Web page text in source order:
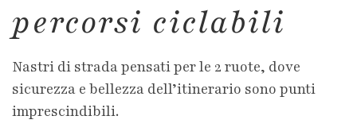
percorsi ciclabili
Nastri di strada pensati per le 2 ruote, dove
sicurezza e bellezza dell’itinerario sono punti
imprescindibili.